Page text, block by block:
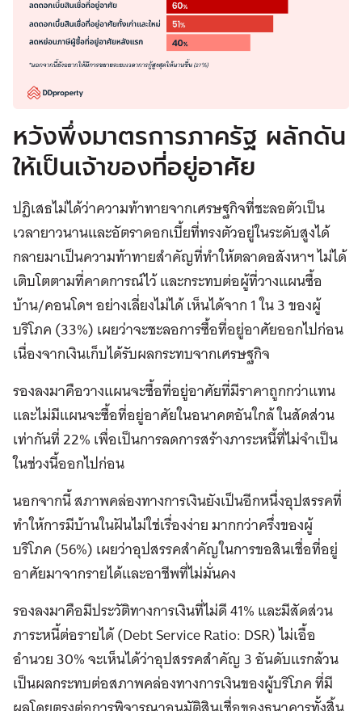
หวังพึ่งมาตรการภาครัฐ ผลักดัน
ให้เป็นเจ้าของที่อยู่อาศัย
ปฏิเสธไม่ได้ว่าความท้าทายจากเศรษฐกิจที่ชะลอตัวเป็น
เวลายาวนานและอัตราดอกเบี้ยที่ทรงตัวอยู่ในระดับสูงได้
กลายมาเป็นความท้าทายสำคัญที่ทำให้ตลาดอสังหาฯ ไม่ได้
เติบโตตามที่คาดการณ์ไว้ และกระทบต่อผู้ที่วางแผนซื้อ
บ้าน/คอนโดฯ อย่างเลี่ยงไม่ได้ เห็นได้จาก 1 ใน 3 ของผู้
บริโภค (33%) เผยว่าจะชะลอการซื้อที่อยู่อาศัยออกไปก่อน
เนื่องจากเงินเก็บได้รับผลกระทบจากเศรษฐกิจ
รองลงมาคือวางแผนจะซื้อที่อยู่อาศัยที่มีราคาถูกกว่าแทน
และไม่มีแผนจะซื้อที่อยู่อาศัยในอนาคตอันใกล้ ในสัดส่วน
เท่ากันที่ 22% เพื่อเป็นการลดการสร้างภาระหนี้ที่ไม่จำเป็น
ในช่วงนี้ออกไปก่อน
นอกจากนี้ สภาพคล่องทางการเงินยังเป็นอีกหนึ่งอุปสรรคที่
ทำให้การมีบ้านในฝันไม่ใช่เรื่องง่าย มากกว่าครึ่งของผู้
บริโภค (56%) เผยว่าอุปสรรคสำคัญในการขอสินเชื่อที่อยู่
อาศัยมาจากรายได้และอาชีพที่ไม่มั่นคง
รองลงมาคือมีประวัติทางการเงินที่ไม่ดี 41% และมีสัดส่วน
ภาระหนี้ต่อรายได้ (Debt Service Ratio: DSR) ไม่เอื้อ
อำนวย 30% จะเห็นได้ว่าอุปสรรคสำคัญ 3 อันดับแรกล้วน
เป็นผลกระทบต่อสภาพคล่องทางการเงินของผู้บริโภค ที่มี